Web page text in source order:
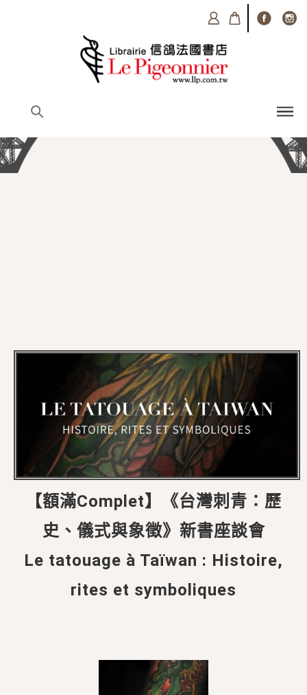
【額滿Complet】《台灣刺青：歷
史、儀式與象徵》新書座談會
Le tatouage à Taïwan : Histoire,
rites et symboliques